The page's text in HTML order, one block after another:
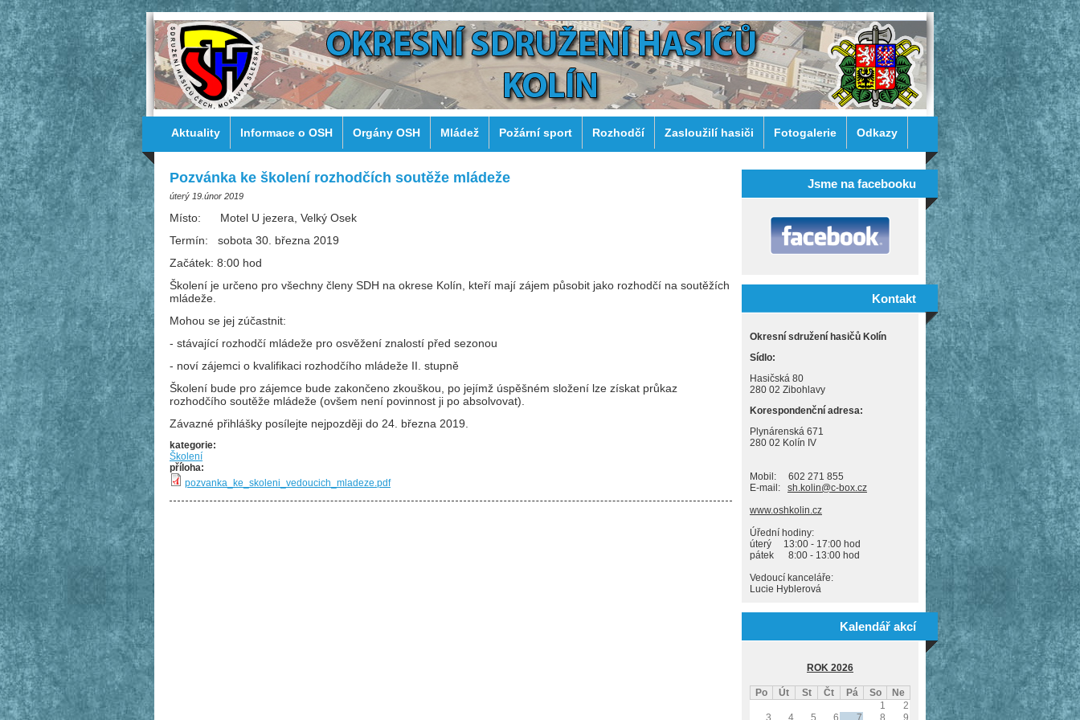
Aktuality Informace o OSH Orgány OSH Mládež Požární sport Rozhodčí Zasloužilí hasiči Fotogalerie Odkazy
Pozvánka ke školení rozhodčích soutěže mládeže
úterý 19.únor 2019
Místo: Motel U jezera, Velký Osek
Termín: sobota 30. března 2019
Začátek: 8:00 hod
Školení je určeno pro všechny členy SDH na okrese Kolín, kteří mají zájem působit jako rozhodčí na soutěžích
mládeže.
Mohou se jej zúčastnit:
- stávající rozhodčí mládeže pro osvěžení znalostí před sezonou
- noví zájemci o kvalifikaci rozhodčího mládeže II. stupně
Školení bude pro zájemce bude zakončeno zkouškou, po jejímž úspěšném složení lze získat průkaz
rozhodčího soutěže mládeže (ovšem není povinnost ji po absolvovat).
Závazné přihlášky posílejte nejpozději do 24. března 2019.
kategorie:
Školení
příloha:
pozvanka_ke_skoleni_vedoucich_mladeze.pdf
Jsme na facebooku
Kontakt
Okresní sdružení hasičů Kolín
Sídlo:
Hasičská 80
280 02 Zibohlavy
Korespondenční adresa:
Plynárenská 671
280 02 Kolín IV
Mobil: 602 271 855
E-mail: sh.kolin@c-box.cz
www.oshkolin.cz
Úřední hodiny:
úterý 13:00 - 17:00 hod
pátek 8:00 - 13:00 hod
Vedoucí kanceláře:
Lucie Hyblerová
Kalendář akcí
ROK 2026
Po Út St Čt Pá So
Ne
1
2